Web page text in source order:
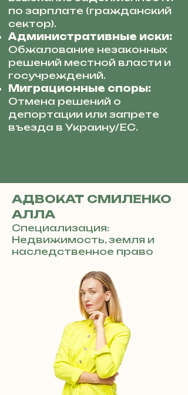
по зарплате (гражданский
сектор).
Административные иски:
Обжалование незаконных
решений местной власти и
госучреждений.
Миграционные споры:
Отмена решений о
депортации или запрете
въезда в Украину/ЕС.
АДВОКАТ СМИЛЕНКО
АЛЛА
Специализация:
Недвижимость, земля и
наследственное право